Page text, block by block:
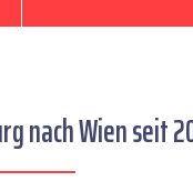
nach Wien seit